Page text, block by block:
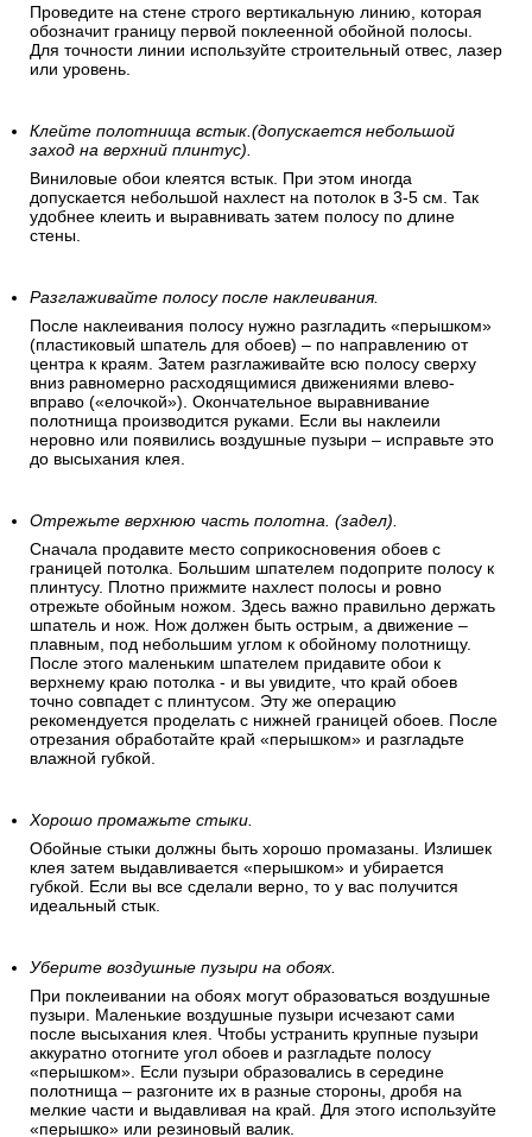
Проведите на стене строго вертикальную линию, которая
обозначит границу первой поклеенной обойной полосы.
Для точности линии используйте строительный отвес, лазер
или уровень.
Клейте полотнища встык.(допускается небольшой
заход на верхний плинтус).
Виниловые обои клеятся встык. При этом иногда
допускается небольшой нахлест на потолок в 3-5 см. Так
удобнее клеить и выравнивать затем полосу по длине
стены.
Разглаживайте полосу после наклеивания.
После наклеивания полосу нужно разгладить «перышком»
(пластиковый шпатель для обоев) – по направлению от
центра к краям. Затем разглаживайте всю полосу сверху
вниз равномерно расходящимися движениями влево-
вправо («елочкой»). Окончательное выравнивание
полотнища производится руками. Если вы наклеили
неровно или появились воздушные пузыри – исправьте это
до высыхания клея.
Отрежьте верхнюю часть полотна. (задел).
Сначала продавите место соприкосновения обоев с
границей потолка. Большим шпателем подоприте полосу к
плинтусу. Плотно прижмите нахлест полосы и ровно
отрежьте обойным ножом. Здесь важно правильно держать
шпатель и нож. Нож должен быть острым, а движение –
плавным, под небольшим углом к обойному полотнищу.
После этого маленьким шпателем придавите обои к
верхнему краю потолка - и вы увидите, что край обоев
точно совпадет с плинтусом. Эту же операцию
рекомендуется проделать с нижней границей обоев. После
отрезания обработайте край «перышком» и разгладьте
влажной губкой.
Хорошо промажьте стыки.
Обойные стыки должны быть хорошо промазаны. Излишек
клея затем выдавливается «перышком» и убирается
губкой. Если вы все сделали верно, то у вас получится
идеальный стык.
Уберите воздушные пузыри на обоях.
При поклеивании на обоях могут образоваться воздушные
пузыри. Маленькие воздушные пузыри исчезают сами
после высыхания клея. Чтобы устранить крупные пузыри
аккуратно отогните угол обоев и разгладьте полосу
«перышком». Если пузыри образовались в середине
полотнища – разгоните их в разные стороны, дробя на
мелкие части и выдавливая на край. Для этого используйте
«перышко» или резиновый валик.